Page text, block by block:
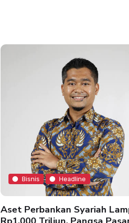
Bisnis Headline
Aset Perbankan Syariah